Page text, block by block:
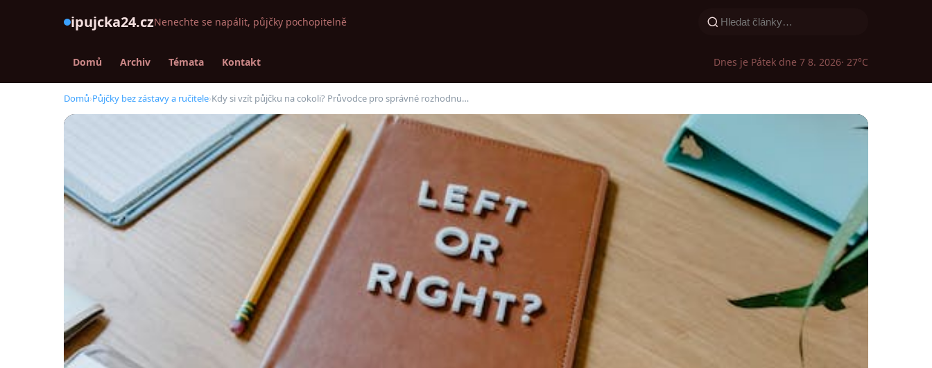
ipujcka24.czNenechte se napálit, půjčky pochopitelně
Domů Archiv Témata Kontakt Dnes je Pátek dne 7 8. 2026· 27°C
Domů›Půjčky bez zástavy a ručitele›Kdy si vzít půjčku na cokoli? Průvodce pro správné rozhodnu…